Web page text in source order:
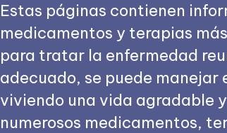
Estas páginas contienen
medicamentos y terapias
para tratar la enfermedad
adecuado, se puede
viviendo una vida agradable
numerosos medicamentos,